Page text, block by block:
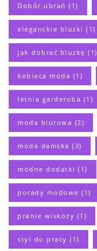
Dobór ubrań (1)
eleganckie bluzki (1)
jak dobrać bluzkę (1)
kobieca moda (1)
letnia garderoba (1)
moda biurowa (2)
moda damska (3)
modne dodatki (1)
porady modowe (1)
pranie wiskozy (1)
styl do pracy (1)